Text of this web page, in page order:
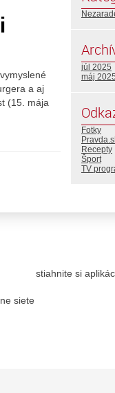
a aj
(15. mája
júl 2025
máj 2025
Fotky
Recepty
Šport
TV
siete
stiahnite si